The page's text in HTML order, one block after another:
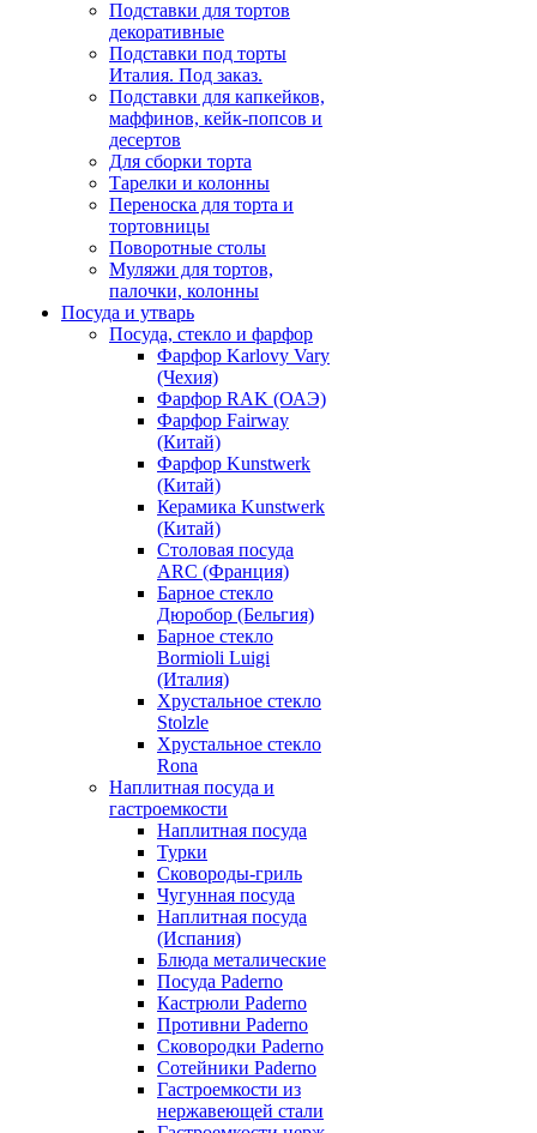
Подставки для тортов
декоративные
Подставки под торты
Италия. Под заказ.
Подставки для капкейков,
маффинов, кейк-попсов и
десертов
Для сборки торта
Тарелки и колонны
Переноска для торта и
тортовницы
Поворотные столы
Муляжи для тортов,
палочки, колонны
Посуда и утварь
Посуда, стекло и фарфор
Фарфор Karlovy Vary
(Чехия)
Фарфор RAK (ОАЭ)
Фарфор Fairway
(Китай)
Фарфор Kunstwerk
(Китай)
Керамика Kunstwerk
(Китай)
Столовая посуда
ARC (Франция)
Барное стекло
Дюробор (Бельгия)
Барное стекло
Bormioli Luigi
(Италия)
Хрустальное стекло
Stolzle
Хрустальное стекло
Rona
Наплитная посуда и
гастроемкости
Наплитная посуда
Турки
Сковороды-гриль
Чугунная посуда
Наплитная посуда
(Испания)
Блюда металические
Посуда Paderno
Кастрюли Paderno
Противни Paderno
Сковородки Paderno
Сотейники Paderno
Гастроемкости из
нержавеющей стали